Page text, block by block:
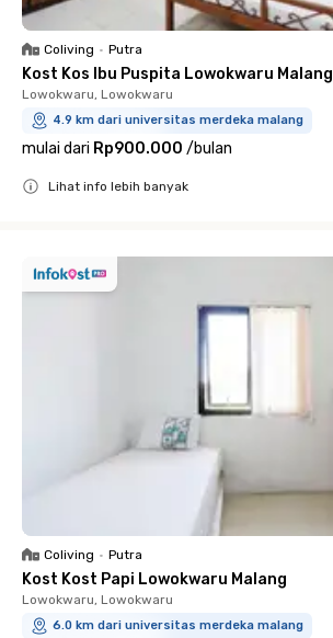
Coliving • Putra
Kost Kos Ibu Puspita Lowokwaru Malang
Lowokwaru, Lowokwaru
4.9 km dari universitas merdeka malang
mulai dari Rp900.000 /bulan
Lihat info lebih banyak
Coliving • Putra
Kost Kost Papi Lowokwaru Malang
Lowokwaru, Lowokwaru
6.0 km dari universitas merdeka malang